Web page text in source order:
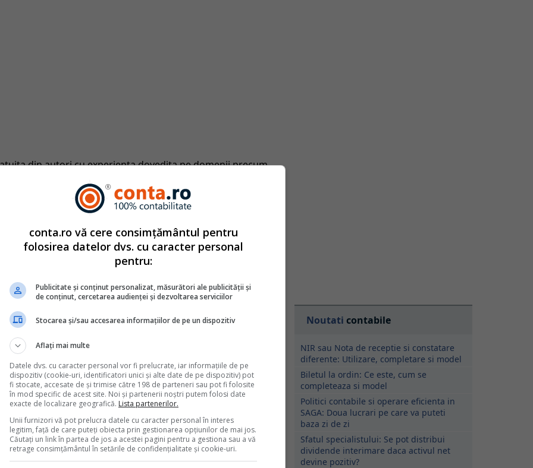
din autori cu experienta dovedita pe domenii precum
Colectivul si-a propus sa creeze continut interesant si bine
Va oferim solutii utile pentru orice dilema legislativa cu
contabile complete
UE. Monografie contabila si tratament fiscal
Uniunii Europene implica o serie de particularitati fiscale
corect pentru a evita erori de raportare sau riscuri la un
din perspectiva TVA si a taxarii inverse, pana la inregistrarile
de nerezidenti, fiecare tranzactie necesita o analiza atenta a
florarii: vanzari, stocuri si flori degradate
contabil atent, av&acirc;nd &icirc;n vedere specificul
i diversitatea operaiunilor economice desfurate zilnic.
la v&acirc;nzrile directe si online, toate aceste operaiuni
o gestionare eficient a afacerii i respectarea obligaiilor
Noutati contabile
NIR sau Nota de receptie si constatare
diferente: Utilizare, completare si model
Biletul la ordin: Ce este, cum se
completeaza si model
Politici contabile si operare eficienta in
SAGA: Doua lucrari pe care va puteti
baza zi de zi
Sfatul specialistului: Se pot distribui
dividende interimare daca activul net
devine pozitiv?
conta.ro vă cere consimțământul pentru
folosirea datelor dvs. cu caracter personal
pentru:
Publicitate și conținut personalizat, măsurători ale publicității și
de conținut, cercetarea audienței și dezvoltarea serviciilor
Stocarea și/sau accesarea informațiilor de pe un dispozitiv
Aflați mai multe
Datele dvs. cu caracter personal vor fi prelucrate, iar informațiile de pe
dispozitiv (cookie-uri, identificatori unici și alte date de pe dispozitiv) pot
fi stocate, accesate de și trimise către 198 de parteneri sau pot fi folosite
în mod specific de acest site. Noi și partenerii noștri putem folosi date
exacte de localizare geografică. Lista partenerilor.
Unii furnizori vă pot prelucra datele cu caracter personal în interes
legitim, față de care puteți obiecta prin gestionarea opțiunilor de mai jos.
Căutați un link în partea de jos a acestei pagini pentru a gestiona sau a vă
retrage consimțământul în setările de confidențialitate și cookie-uri.